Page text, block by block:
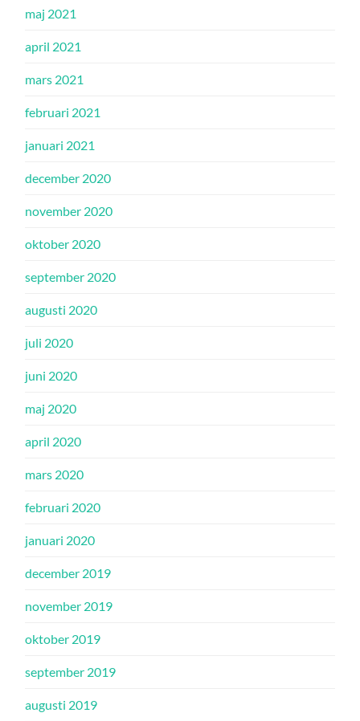
maj 2021
april 2021
mars 2021
februari 2021
januari 2021
december 2020
november 2020
oktober 2020
september 2020
augusti 2020
juli 2020
juni 2020
maj 2020
april 2020
mars 2020
februari 2020
januari 2020
december 2019
november 2019
oktober 2019
september 2019
augusti 2019